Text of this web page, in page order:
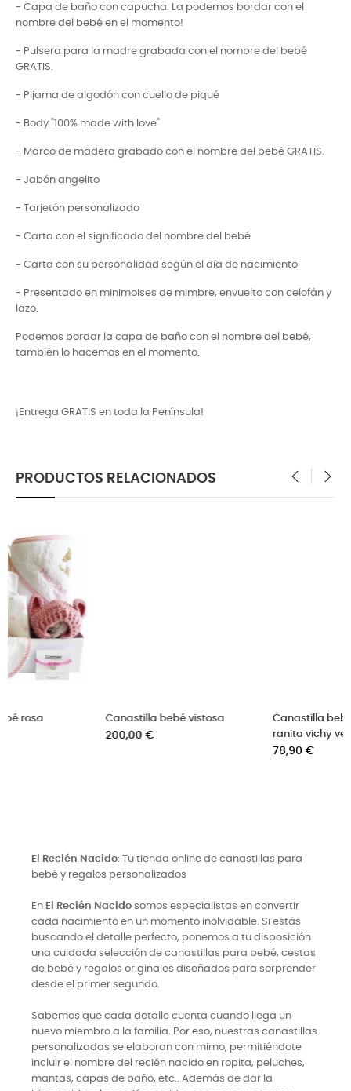
- Capa de baño con capucha. La podemos bordar con el
nombre del bebé en el momento!
- Pulsera para la madre grabada con el nombre del bebé
GRATIS.
- Pijama de algodón con cuello de piqué
- Body "100% made with love"
- Marco de madera grabado con el nombre del bebé GRATIS.
- Jabón angelito
- Tarjetón personalizado
- Carta con el significado del nombre del bebé
- Carta con su personalidad según el día de nacimiento
- Presentado en minimoises de mimbre, envuelto con celofán y
lazo.
Podemos bordar la capa de baño con el nombre del bebé,
también lo hacemos en el momento.
¡Entrega GRATIS en toda la Península!
PRODUCTOS RELACIONADOS
Canastilla bebé vistosa
Canastilla bebé ropa verano
ranita vichy verde
El Recién Nacido: Tu tienda online de canastillas para
bebé y regalos personalizados
En El Recién Nacido somos especialistas en convertir
cada nacimiento en un momento inolvidable. Si estás
buscando el detalle perfecto, ponemos a tu disposición
una cuidada selección de canastillas para bebé, cestas
de bebé y regalos originales diseñados para sorprender
desde el primer segundo.
Sabemos que cada detalle cuenta cuando llega un
nuevo miembro a la familia. Por eso, nuestras canastillas
personalizadas se elaboran con mimo, permitiéndote
incluir el nombre del recién nacido en ropita, peluches,
mantas, capas de baño, etc.. Además de dar la